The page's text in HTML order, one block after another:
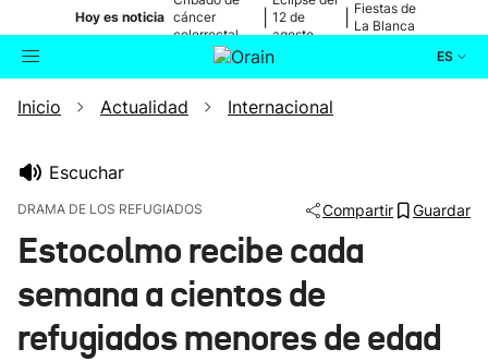
Hoy es noticia cáncer
colorrectal
12 de
agosto
Fiestas de
La Blanca
ES
Buscador Actualidad
Ikusmiran
Eguraldia
Inicio Actualidad Internacional
Escuchar
DRAMA DE LOS REFUGIADOS Compartir Guardar
Estocolmo recibe cada
semana a cientos de
refugiados menores de edad